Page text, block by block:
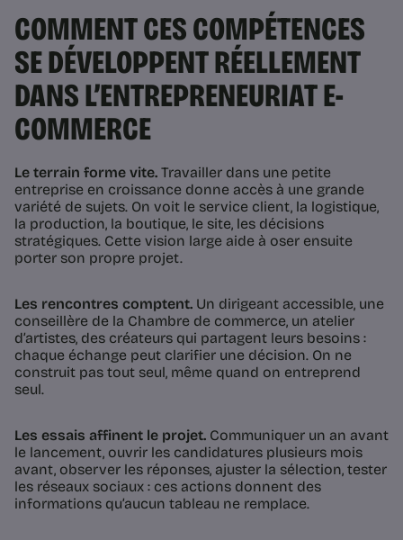
COMMENT CES COMPÉTENCES
SE DÉVELOPPENT RÉELLEMENT
DANS L’ENTREPRENEURIAT E-
COMMERCE
Le terrain forme vite. Travailler dans une petite
entreprise en croissance donne accès à une grande
variété de sujets. On voit le service client, la logistique,
la production, la boutique, le site, les décisions
stratégiques. Cette vision large aide à oser ensuite
porter son propre projet.
Les rencontres comptent. Un dirigeant accessible, une
conseillère de la Chambre de commerce, un atelier
d’artistes, des créateurs qui partagent leurs besoins :
chaque échange peut clarifier une décision. On ne
construit pas tout seul, même quand on entreprend
seul.
Les essais affinent le projet. Communiquer un an avant
le lancement, ouvrir les candidatures plusieurs mois
avant, observer les réponses, ajuster la sélection, tester
les réseaux sociaux : ces actions donnent des
informations qu’aucun tableau ne remplace.